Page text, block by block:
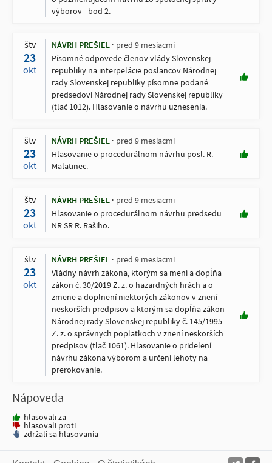
výborov - bod 2.
štv
23
okt
NÁVRH PREŠIEL
pred 9 mesiacmi
Písomné odpovede členov vlády Slovenskej
republiky na interpelácie poslancov Národnej
rady Slovenskej republiky písomne podané
predsedovi Národnej rady Slovenskej republiky
(tlač 1012). Hlasovanie o návrhu uznesenia.
štv
23
okt
NÁVRH PREŠIEL
pred 9 mesiacmi
Hlasovanie o procedurálnom návrhu posl. R.
Malatinec.
štv
23
okt
NÁVRH PREŠIEL
pred 9 mesiacmi
Hlasovanie o procedurálnom návrhu predsedu
NR SR R. Rašiho.
štv
23
okt
NÁVRH PREŠIEL
pred 9 mesiacmi
Vládny návrh zákona, ktorým sa mení a dopĺňa
zákon č. 30/2019 Z. z. o hazardných hrách a o
zmene a doplnení niektorých zákonov v znení
neskorších predpisov a ktorým sa dopĺňa zákon
Národnej rady Slovenskej republiky č. 145/1995
Z. z. o správnych poplatkoch v znení neskorších
predpisov (tlač 1061). Hlasovanie o pridelení
návrhu zákona výborom a určení lehoty na
prerokovanie.
Nápoveda
hlasovali za
hlasovali proti
zdržali sa hlasovania